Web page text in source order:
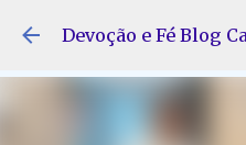
Pular para o
Devoção e Fé Blog